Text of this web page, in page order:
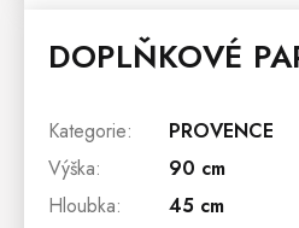
DOPLŇKOVÉ
Kategorie:
PROVENCE
Výška:
90 cm
Hloubka:
45 cm